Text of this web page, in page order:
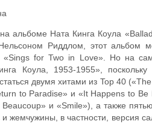
альбоме Ната Кинга Коула
Риддлом, этот альбом
for Two in Love». Но на
Коула, 1953-1955», поскольку
двумя хитами из Top 40
to Paradise» и «It Happens to Be
и «Smile»), а также
жемчужины, в частности, версия